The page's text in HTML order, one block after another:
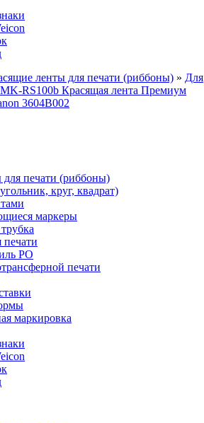
ленты для печати (риббоны) » Для
MK-RS100b Красящая лента Премиум
3604B002
печати (риббоны)
круг, квадрат)
маркеры
PO
печати
маркировка